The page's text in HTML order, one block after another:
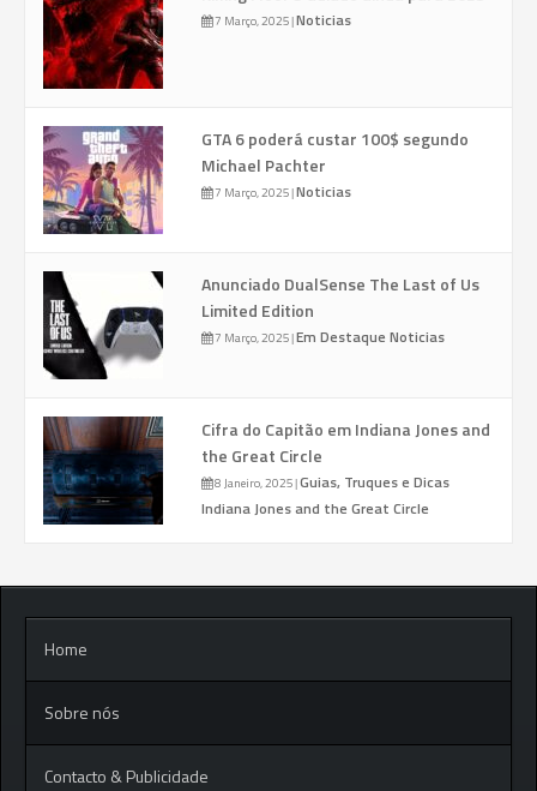
7 Março, 2025|Noticias
GTA 6 poderá custar 100$ segundo
Michael Pachter
7 Março, 2025|Noticias
Anunciado DualSense The Last of Us
Limited Edition
7 Março, 2025|Em Destaque Noticias
Cifra do Capitão em Indiana Jones and
the Great Circle
8 Janeiro, 2025|Guias, Truques e Dicas
Indiana Jones and the Great Circle
Home
Sobre nós
Contacto & Publicidade